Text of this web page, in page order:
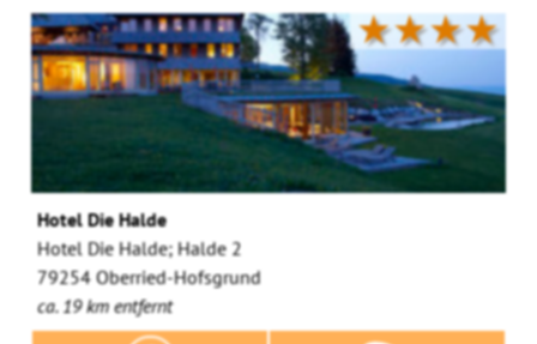
★★★★
Hotel Die Halde
Hotel Die Halde; Halde 2
79254 Oberried-Hofsgrund
ca. 19 km entfernt